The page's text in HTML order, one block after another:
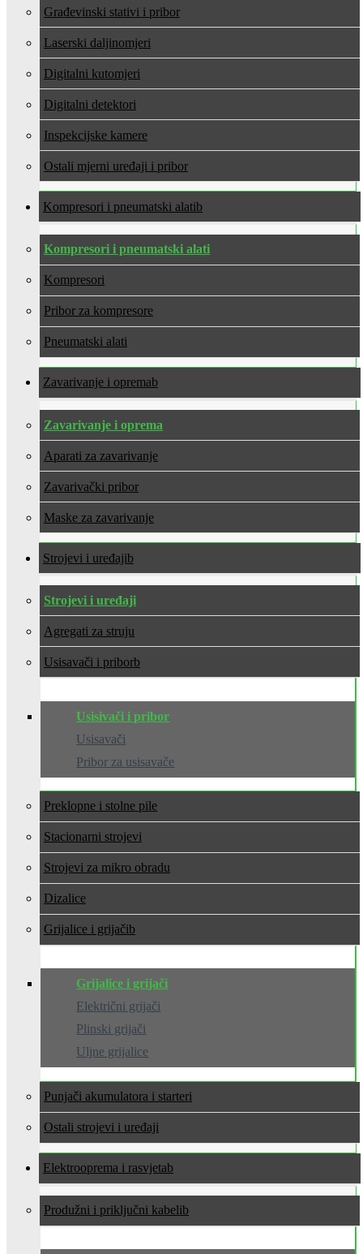
Građevinski stativi i pribor
Laserski daljinomjeri
Digitalni kutomjeri
Digitalni detektori
Inspekcijske kamere
Ostali mjerni uređaji i pribor
Kompresori i pneumatski alati
Kompresori i pneumatski alati
Kompresori
Pribor za kompresore
Pneumatski alati
Zavarivanje i oprema
Zavarivanje i oprema
Aparati za zavarivanje
Zavarivački pribor
Maske za zavarivanje
Strojevi i uređaji
Strojevi i uređaji
Agregati za struju
Usisavači i pribor
Usisivači i pribor
Usisavači
Pribor za usisavače
Preklopne i stolne pile
Stacionarni strojevi
Strojevi za mikro obradu
Dizalice
Grijalice i grijači
Grijalice i grijači
Električni grijači
Plinski grijači
Uljne grijalice
Punjači akumulatora i starteri
Ostali strojevi i uređaji
Elektrooprema i rasvjeta
Produžni i priključni kabeli